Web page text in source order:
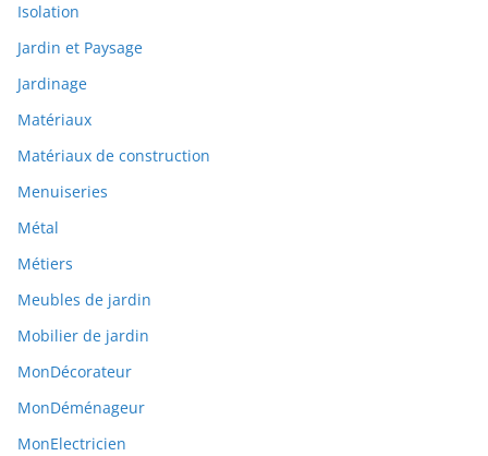
Isolation
Jardin et Paysage
Jardinage
Matériaux
Matériaux de construction
Menuiseries
Métal
Métiers
Meubles de jardin
Mobilier de jardin
MonDécorateur
MonDéménageur
MonElectricien